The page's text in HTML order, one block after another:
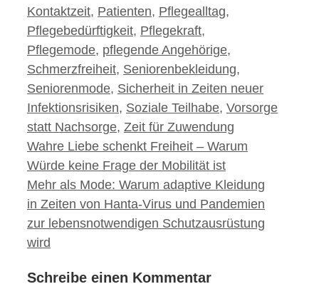
Kontaktzeit, Patienten, Pflegealltag,
Pflegebedürftigkeit, Pflegekraft,
Pflegemode, pflegende Angehörige,
Schmerzfreiheit, Seniorenbekleidung,
Seniorenmode, Sicherheit in Zeiten neuer
Infektionsrisiken, Soziale Teilhabe, Vorsorge
statt Nachsorge, Zeit für Zuwendung
Beitrags-
Navigation
Wahre Liebe schenkt Freiheit – Warum
Würde keine Frage der Mobilität ist
Mehr als Mode: Warum adaptive Kleidung
in Zeiten von Hanta-Virus und Pandemien
zur lebensnotwendigen Schutzausrüstung
wird
Schreibe einen Kommentar